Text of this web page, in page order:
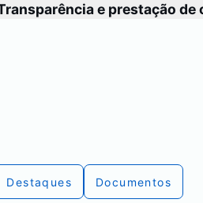
e prestação de
Destaques Documentos